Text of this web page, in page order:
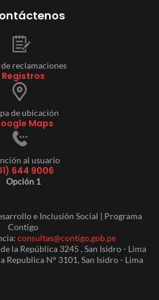
reclamaciones
Registros
de ubicación
Maps
al usuario
644 9006
Opción 1
e Inclusión Social | Programa
Contigo
consultas@contigo.gob.pe
la República 3245 , San Isidro - Lima
Republica N° 3101, San Isidro - Lima